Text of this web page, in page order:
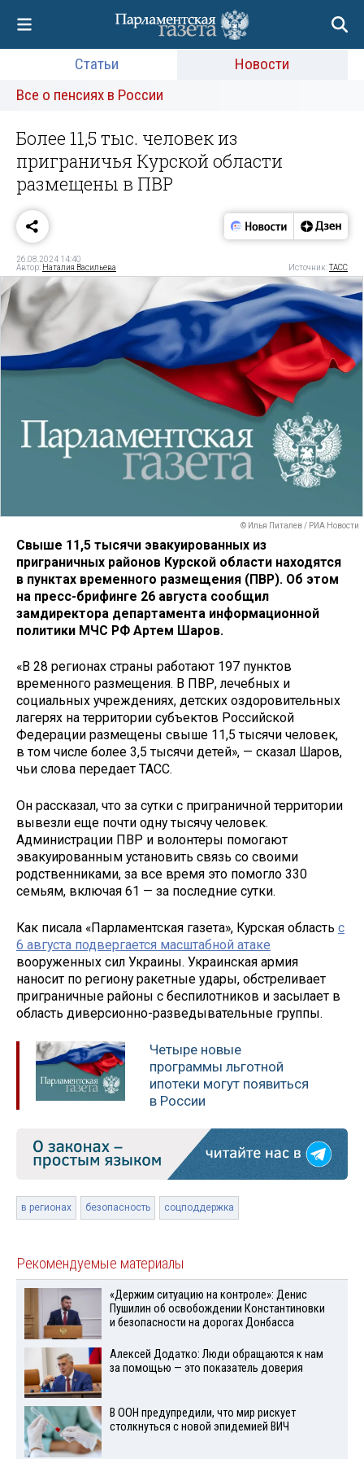
Статьи
Новости
Все о пенсиях в России
Более 11,5 тыс. человек из
приграничья Курской области
размещены в ПВР
26.08.2024 14:40
Автор: Наталия Васильева Источник:ТАСС
© Илья Питалев / РИА Новости
Свыше 11,5 тысячи эвакуированных из
приграничных районов Курской области находятся
в пунктах временного размещения (ПВР). Об этом
на пресс-брифинге 26 августа сообщил
замдиректора департамента информационной
политики МЧС РФ Артем Шаров.
«В 28 регионах страны работают 197 пунктов
временного размещения. В ПВР, лечебных и
социальных учреждениях, детских оздоровительных
лагерях на территории субъектов Российской
Федерации размещены свыше 11,5 тысячи человек,
в том числе более 3,5 тысячи детей», — сказал Шаров,
чьи слова передает ТАСС.
Он рассказал, что за сутки с приграничной территории
вывезли еще почти одну тысячу человек.
Администрации ПВР и волонтеры помогают
эвакуированным установить связь со своими
родственниками, за все время это помогло 330
семьям, включая 61 — за последние сутки.
Как писала «Парламентская газета», Курская область с
6 августа подвергается масштабной атаке
вооруженных сил Украины. Украинская армия
наносит по региону ракетные удары, обстреливает
приграничные районы с беспилотников и засылает в
область диверсионно-разведывательные группы.
Четыре новые
программы льготной
ипотеки могут появиться
в России
в регионах безопасность соцподдержка
Рекомендуемые материалы
«Держим ситуацию на контроле»: Денис
Пушилин об освобождении Константиновки
и безопасности на дорогах Донбасса
Алексей Додатко: Люди обращаются к нам
за помощью — это показатель доверия
В ООН предупредили, что мир рискует
столкнуться с новой эпидемией ВИЧ